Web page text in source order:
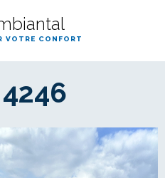
votre confort